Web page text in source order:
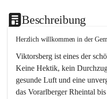
Beschreibung
Herzlich willkommen in der
Viktorsberg ist eines der
Keine Hektik, kein
gesunde Luft und eine
das Vorarlberger Rheintal